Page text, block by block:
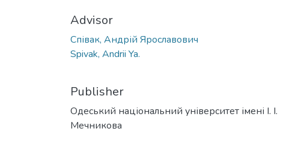
Advisor
Співак, Андрій Ярославович
Spivak, Andrii Ya.
Publisher
Одеський національний університет імені І. І.
Мечникова